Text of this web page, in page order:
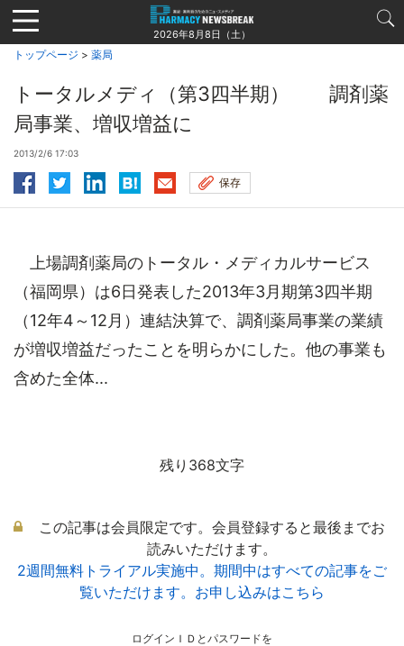
Jump
to
navigation
2026年8月8日（土）
トップページ > 薬局
トータルメディ（第3四半期） 調剤薬
局事業、増収増益に
2013/2/6 17:03
保存
上場調剤薬局のトータル・メディカルサービス
（福岡県）は6日発表した2013年3月期第3四半期
（12年4～12月）連結決算で、調剤薬局事業の業績
が増収増益だったことを明らかにした。他の事業も
含めた全体...
残り368文字
この記事は会員限定です。会員登録すると最後までお
読みいただけます。
2週間無料トライアル実施中。期間中はすべての記事をご
覧いただけます。お申し込みはこちら
ログインＩＤとパスワードを